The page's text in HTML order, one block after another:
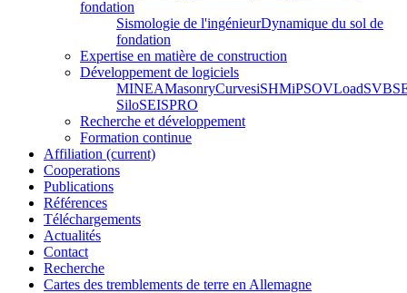
fondation
Sismologie de l'ingénieurDynamique du sol de
fondation
Expertise en matière de construction
Développement de logiciels
MINEAMasonryCurvesiSHMiPSOVLoadSVBS
SiloSEISPRO
Recherche et développement
Formation continue
Affiliation (current)
Cooperations
Publications
Références
Téléchargements
Actualités
Contact
Recherche
Cartes des tremblements de terre en Allemagne